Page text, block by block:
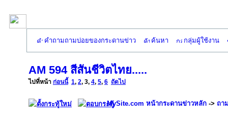
คำถามถามบ่อยของกระดานข่าว ค้นหา กลุ่มผู้ใช้งาน
AM 594 สีสันชีวิตไทย.....
ไปที่หน้า ก่อนนี้ 1, 2, 3, 4, 5, 6 ถัดไป
MySite.com หน้ากระดานข่าวหลัก -> ถา